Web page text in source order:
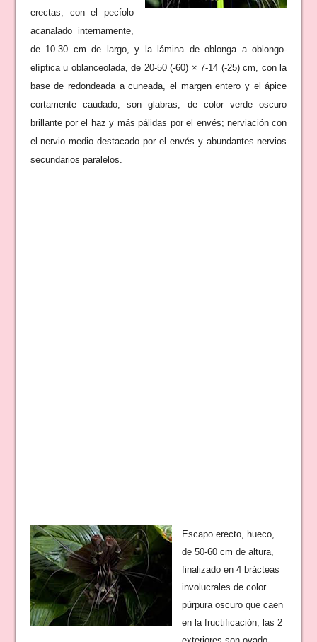
erectas, con el pecíolo
acanalado internamente,
de 10-30 cm de largo, y la lámina de oblonga a oblongo-
elíptica u oblanceolada, de 20-50 (-60) × 7-14 (-25) cm, con la
base de redondeada a cuneada, el margen entero y el ápice
cortamente caudado; son glabras, de color verde oscuro
brillante por el haz y más pálidas por el envés; nerviación con
el nervio medio destacado por el envés y abundantes nervios
secundarios paralelos.
Escapo erecto, hueco,
de 50-60 cm de altura,
finalizado en 4 brácteas
involucrales de color
púrpura oscuro que caen
en la fructificación; las 2